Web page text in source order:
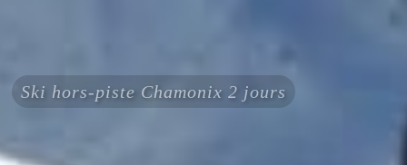
Ski hors-piste Chamonix 2 jours